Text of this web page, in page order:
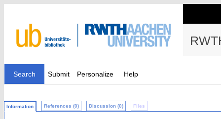
Search Submit Personalize Help
Information References (0) Discussion (0) Files